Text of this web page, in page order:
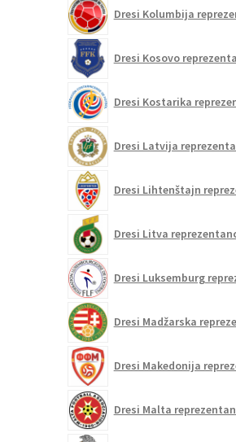
Dresi Kolumbija
Dresi Kosovo
Dresi Kostarika
Dresi Latvija
Dresi Lihtenštajn
Dresi Litva
Dresi Luksemburg
Dresi Madžarska
Dresi Makedonija
Dresi Malta